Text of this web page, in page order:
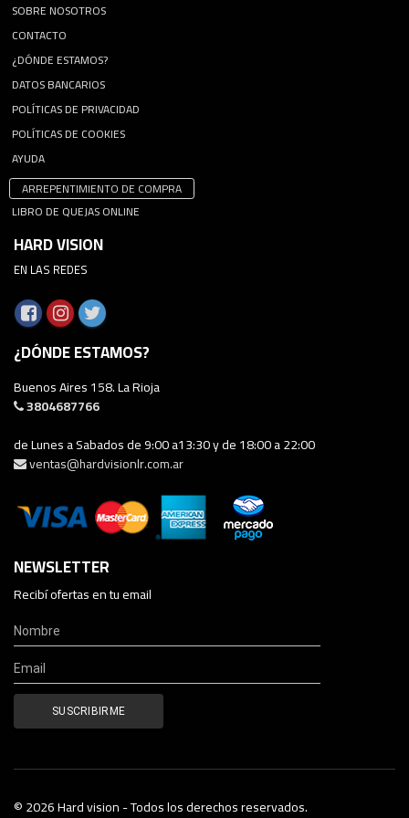
SOBRE NOSOTROS
CONTACTO
¿DÓNDE ESTAMOS?
DATOS BANCARIOS
POLÍTICAS DE PRIVACIDAD
POLÍTICAS DE COOKIES
AYUDA
ARREPENTIMIENTO DE COMPRA
LIBRO DE QUEJAS ONLINE
HARD VISION
EN LAS REDES
¿DÓNDE ESTAMOS?
Buenos Aires 158. La Rioja
3804687766
de Lunes a Sabados de 9:00 a13:30 y de 18:00 a 22:00
ventas@hardvisionlr.com.ar
NEWSLETTER
Recibí ofertas en tu email
© 2026 Hard vision - Todos los derechos reservados.